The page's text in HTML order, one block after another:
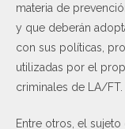
materia de
y que deberán
con sus políticas,
utilizadas por el
criminales de LA/FT.
Entre otros, el